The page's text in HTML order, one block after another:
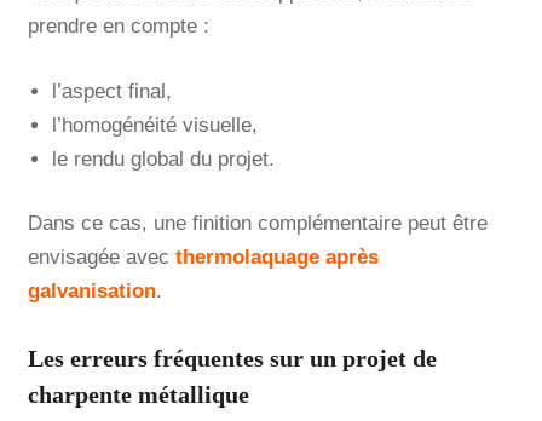
prendre en compte :
l’aspect final,
l’homogénéité visuelle,
le rendu global du projet.
Dans ce cas, une finition complémentaire peut être
envisagée avec thermolaquage après
galvanisation.
Les erreurs fréquentes sur un projet de
charpente métallique